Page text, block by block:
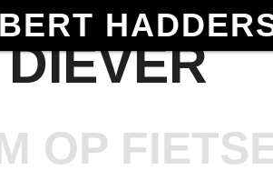
BERT
DIEVER
OP